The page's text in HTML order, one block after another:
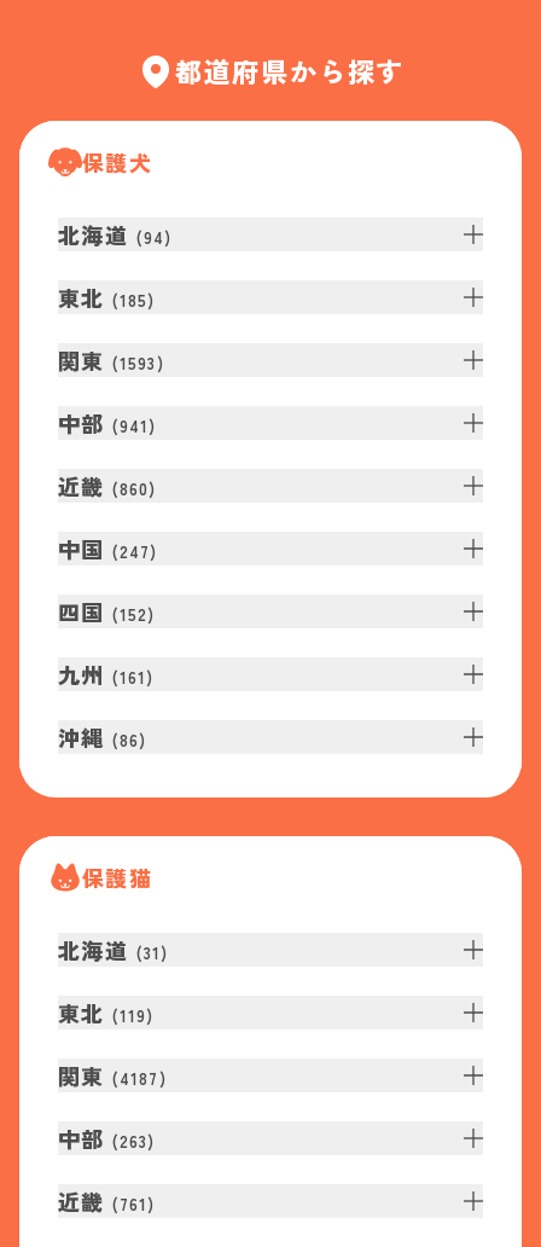
都道府県から探す
保護犬
北海道 (94)
東北 (185)
関東 (1593 )
中部 (941 )
近畿 (860)
中国 (247)
四国 (152)
九州 (161 )
沖縄 (86)
保護猫
北海道 (31 )
東北 (119)
関東 (4187 )
中部 (263)
近畿 (761 )